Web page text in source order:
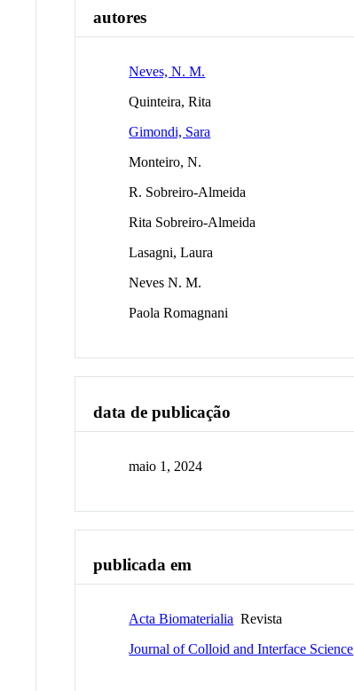
autores
Neves, N. M.
Quinteira, Rita
Gimondi, Sara
Monteiro, N.
R. Sobreiro-Almeida
Rita Sobreiro-Almeida
Lasagni, Laura
Neves N. M.
Paola Romagnani
data de publicação
maio 1, 2024
publicada em
Acta Biomaterialia Revista
Journal of Colloid and Interface Science